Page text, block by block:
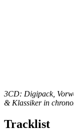
3CD: Digipack,
& Klassiker in
Tracklist